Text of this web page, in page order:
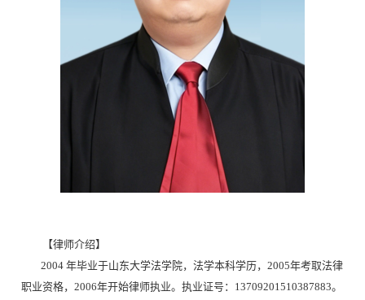
【律师介绍】
2004 年毕业于山东大学法学院，法学本科学历， 2005年考取法律
职业资格， 2006年开始律师执业。执业证号：13709201510387883。